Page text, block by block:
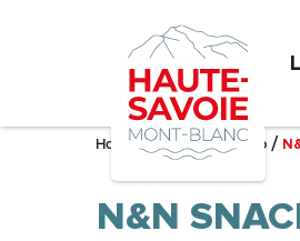
Home – Mi sto preparando
N&N